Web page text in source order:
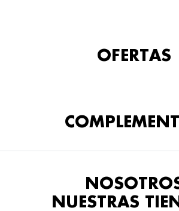
OFERTAS
NUESTRAS